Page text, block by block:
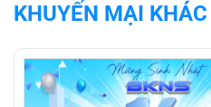
KHUYẾN MẠI KHÁC